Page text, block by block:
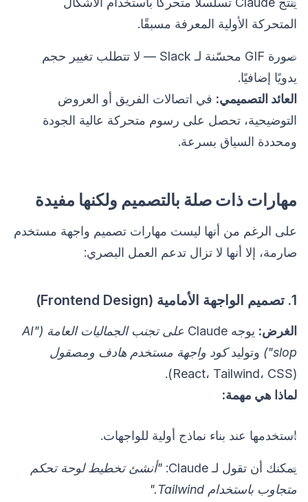
المتحركة الأولية المعرفة مسبقًا.
صورة GIF محسّنة لـ Slack — لا تتطلب تغيير حجم
يدويًا إضافيًا.
العائد التصميمي: في اتصالات الفريق أو العروض
التوضيحية، تحصل على رسوم متحركة عالية الجودة
ومحددة السياق بسرعة.
مهارات ذات صلة بالتصميم ولكنها مفيدة
على الرغم من أنها ليست مهارات تصميم واجهة مستخدم
صارمة، إلا أنها لا تزال تدعم العمل البصري:
1. تصميم الواجهة الأمامية (Frontend Design)
الغرض: يوجه Claude
على تجنب الجماليات العامة ("AI
slop")
وتوليدكود واجهة مستخدم هادف ومصقول
(React، Tailwind، CSS).
لماذا هي مهمة:
استخدمها عند بناء نماذج أولية للواجهات.
يمكنك أن تقول لـ Claude:
"أنشئ تخطيط لوحة تحكم
متجاوب باستخدام Tailwind."